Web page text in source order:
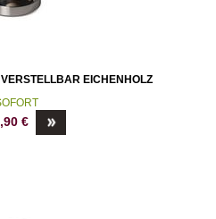
EICHENHOLZ
€